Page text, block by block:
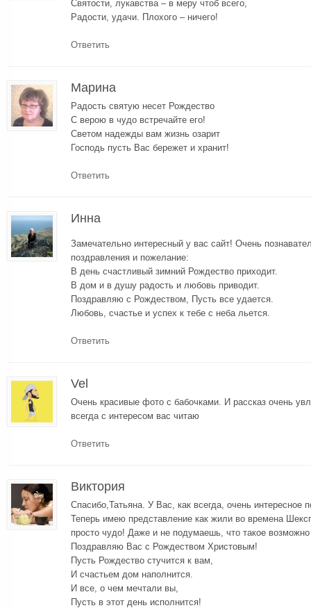
Святости, лукавства – в меру чтоб всего,
Радости, удачи. Плохого – ничего!
Ответить
Марина
Радость святую несет Рождество
С верою в чудо встречайте его!
Светом надежды вам жизнь озарит
Господь пусть Вас бережет и хранит!
Ответить
Инна
Замечательно интересный у вас сайт! Очень
поздравления и пожелание:
В день счастливый зимний Рождество приходит.
В дом и в душу радость и любовь приводит.
Поздравляю с Рождеством, Пусть все удается.
Любовь, счастье и успех к тебе с неба льется.
Ответить
Vel
Очень красивые фото с бабочками. И рассказ очень
всегда с интересом вас читаю
Ответить
Виктория
Спасибо,Татьяна. У Вас, как всегда, очень интересное
Теперь имею представление как жили во времена
просто чудо! Даже и не подумаешь, что такое
Поздравляю Вас с Рождеством Христовым!
Пусть Рождество стучится к вам,
И счастьем дом наполнится.
И все, о чем мечтали вы,
Пусть в этот день исполнится!